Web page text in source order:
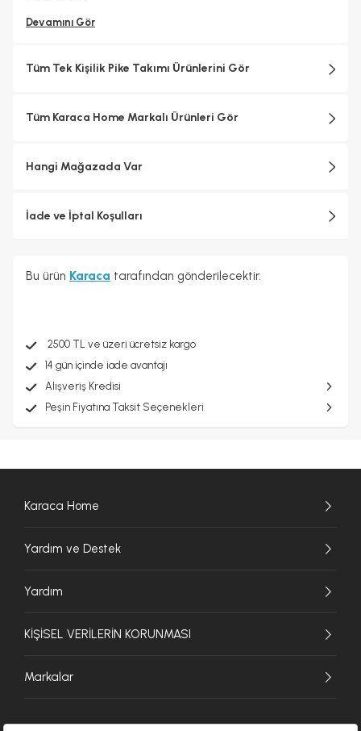
Devamını Gör
Tüm Tek Kişilik Pike Takımı Ürünlerini Gör
Tüm Karaca Home Markalı Ürünleri Gör
Hangi Mağazada Var
İade ve İptal Koşulları
Bu ürün Karaca tarafından gönderilecektir.
2500 TL ve üzeri ücretsiz kargo
14 gün içinde iade avantajı
Alışveriş Kredisi
Peşin Fiyatına Taksit Seçenekleri
Karaca Home
Yardım ve Destek
Yardım
KİŞİSEL VERİLERİN KORUNMASI
Markalar